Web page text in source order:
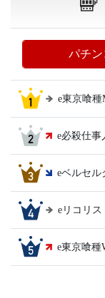
パチン
e東京喰種
e必殺仕事
eベルセル
eリコリ
e東京喰種